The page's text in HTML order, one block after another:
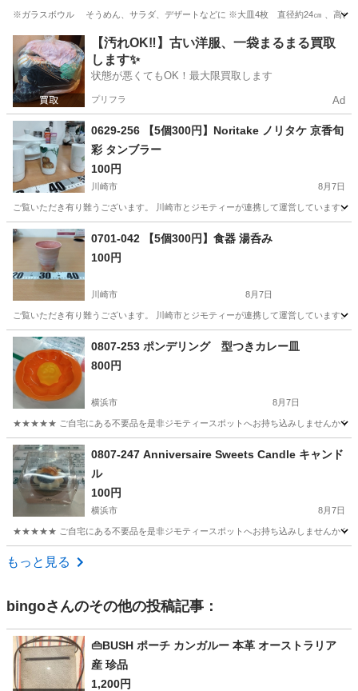
※ガラスボウル そうめん、サラダ、デザートなどに ※大皿4枚 直径約24㎝ 、高さ
神奈川 川崎市 新百合ヶ丘駅 食器
【汚れOK‼️】古い洋服、一袋まるまる買取
します✨
状態が悪くてもOK！最大限買取します
プリフラ Ad
0629-256 【5個300円】Noritake ノリタケ 京香旬
彩 タンブラー
100円
川崎市 8月7日
ご覧いただき有り難うございます。 川崎市とジモティーが連携して運営していま
神奈川 川崎市 リユース
0701-042 【5個300円】食器 湯呑み
100円
川崎市 8月7日
ご覧いただき有り難うございます。 川崎市とジモティーが連携して運営していま
神奈川 川崎市 リユース
0807-253 ポンデリング 型つきカレー皿
800円
横浜市 8月7日
★★★★★ ご自宅にある不要品を是非ジモティースポットへお持ち込みしませんか？
神奈川 横浜市 0807-247 Anniversaire Sweets Candle キャンド
ル
100円
横浜市 8月7日
★★★★★ ご自宅にある不要品を是非ジモティースポットへお持ち込みしませんか？
神奈川 横浜市
もっと見る
bingoさんのその他の投稿記事：
👜BUSH ポーチ カンガルー 本革 オーストラリア
産 珍品
1,200円